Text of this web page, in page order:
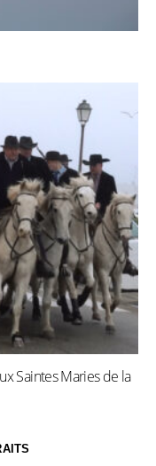
Saintes Maries de la